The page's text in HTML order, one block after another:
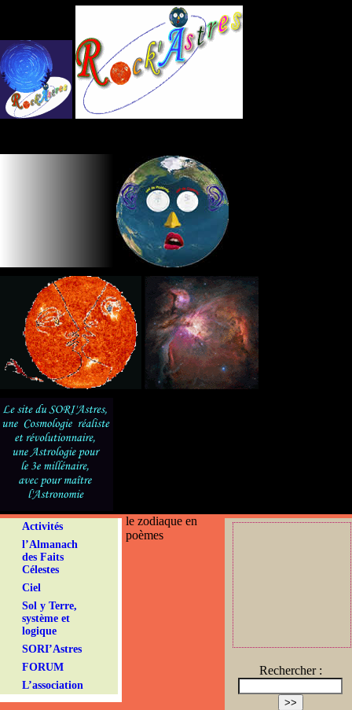
Activités
l’Almanach
des Faits
Célestes
Ciel
Sol y Terre,
système et
logique
SORI’Astres
FORUM
L’association
Rechercher :
le zodiaque en
poèmes
Panneau de gestion des cookies